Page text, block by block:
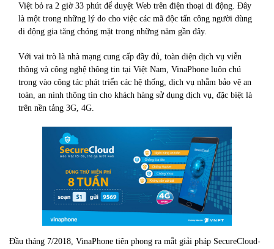
Việt bỏ ra 2 giờ 33 phút để duyệt Web trên điện thoại di động. Đây
là một trong những lý do cho việc các mã độc tấn công người dùng
di động gia tăng chóng mặt trong những năm gần đây.
Với vai trò là nhà mạng cung cấp đầy đủ, toàn diện dịch vụ viễn
thông và công nghệ thông tin tại Việt Nam, VinaPhone luôn chú
trọng vào công tác phát triển các hệ thống, dịch vụ nhằm bảo vệ an
toàn, an ninh thông tin cho khách hàng sử dụng dịch vụ, đặc biệt là
trên nền tảng 3G, 4G.
Đầu tháng 7/2018, VinaPhone tiên phong ra mắt giải pháp SecureCloud-